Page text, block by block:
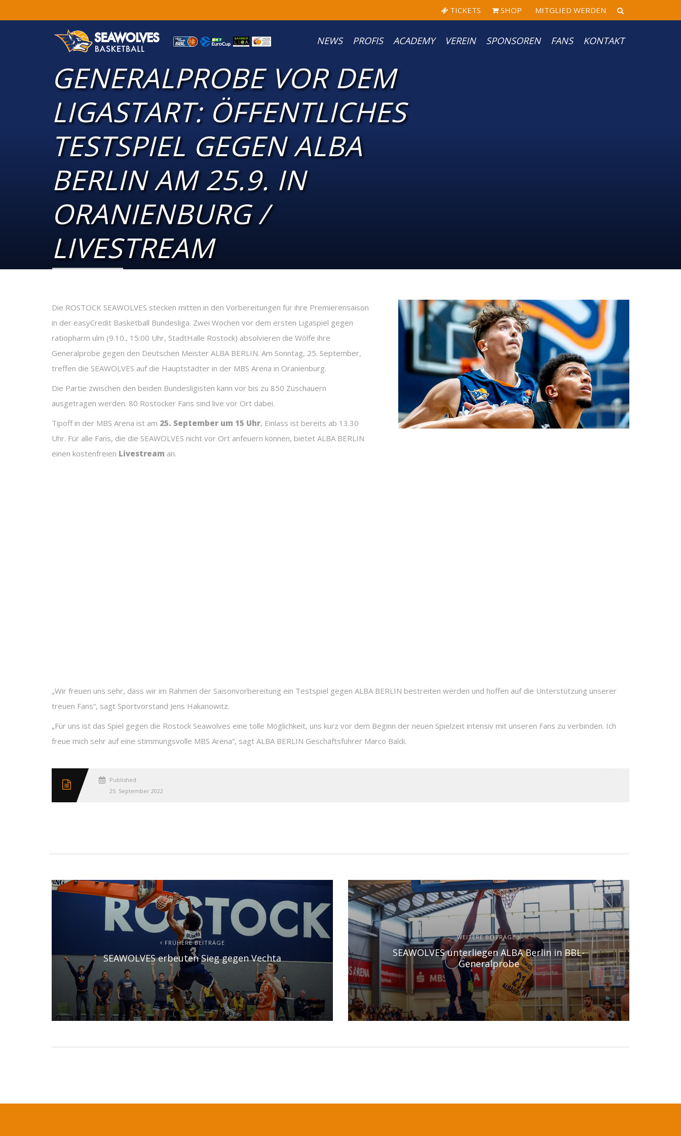
TICKETS SHOP MITGLIED WERDEN
NEWS PROFIS ACADEMY VEREIN SPONSOREN FANS KONTAKT
GENERALPROBE VOR DEM
LIGASTART: ÖFFENTLICHES
TESTSPIEL GEGEN ALBA
BERLIN AM 25.9. IN
ORANIENBURG /
LIVESTREAM
Die ROSTOCK SEAWOLVES stecken mitten in den Vorbereitungen für ihre Premierensaison
in der easyCredit Basketball Bundesliga. Zwei Wochen vor dem ersten Ligaspiel gegen
ratiopharm ulm (9.10., 15:00 Uhr, StadtHalle Rostock) absolvieren die Wölfe ihre
Generalprobe gegen den Deutschen Meister ALBA BERLIN. Am Sonntag, 25. September,
treffen die SEAWOLVES auf die Hauptstädter in der MBS Arena in Oranienburg.
Die Partie zwischen den beiden Bundesligisten kann vor bis zu 850 Zuschauern
ausgetragen werden. 80 Rostocker Fans sind live vor Ort dabei.
Tipoff in der MBS Arena ist am 25. September um 15 Uhr, Einlass ist bereits ab 13.30
Uhr. Für alle Fans, die die SEAWOLVES nicht vor Ort anfeuern können, bietet ALBA BERLIN
einen kostenfreien Livestream an.
„Wir freuen uns sehr, dass wir im Rahmen der Saisonvorbereitung ein Testspiel gegen ALBA BERLIN bestreiten werden und hoffen auf die Unterstützung unserer
treuen Fans“, sagt Sportvorstand Jens Hakanowitz.
„Für uns ist das Spiel gegen die Rostock Seawolves eine tolle Möglichkeit, uns kurz vor dem Beginn der neuen Spielzeit intensiv mit unseren Fans zu verbinden. Ich
freue mich sehr auf eine stimmungsvolle MBS Arena“, sagt ALBA BERLIN Geschäftsführer Marco Baldi.
Published
25. September 2022
FRÜHERE BEITRÄGE
SEAWOLVES erbeuten Sieg gegen Vechta
WEITERE BEITRÄGE
SEAWOLVES unterliegen ALBA Berlin in BBL-
Generalprobe